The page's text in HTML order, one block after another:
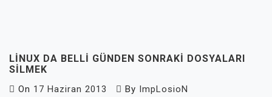
LINUX DA BELLI GÜNDEN SONRAKI DOSYALARI
SILMEK
On 17 Haziran 2013 By ImpLosioN